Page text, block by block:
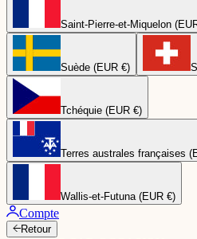
Saint-Pierre-et-Miquelon
Suède (EUR €)
Tchéquie (EUR €)
Terres australes françaises
Wallis-et-Futuna (EUR €)
Compte
Retour